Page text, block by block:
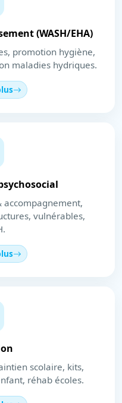
(WASH/EHA)
promotion hygiène,
maladies hydriques.
accompagnement,
vulnérables,
scolaire, kits,
réhab écoles.